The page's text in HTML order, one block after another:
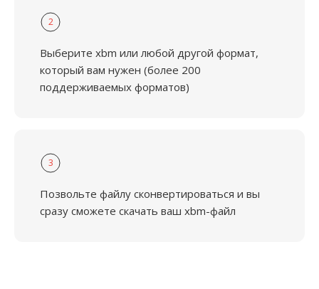
2
Выберите xbm или любой другой формат,
который вам нужен (более 200
поддерживаемых форматов)
3
Позвольте файлу сконвертироваться и вы
сразу сможете скачать ваш xbm-файл